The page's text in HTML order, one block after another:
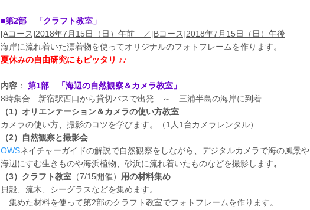
■第2部 「クラフト教室 」
[Aコース]2018年7月15日（日）午前 ／[Bコース]2018年7月15日（日）午後
海岸に流れ着いた漂着物を使ってオリジナルのフォトフレームを作ります。
夏休みの自由研究にもピッタリ ♪♪
内容 ： 第1部 「海辺の自然観察＆カメラ教室」
8時集合 新宿駅西口から貸切バスで出発 ～ 三浦半島の海岸に到着
（1）オリエンテーション＆カメラの使い方教室
カメラの使い方、撮影のコツを学びます。（1人1台カメラレンタル）
（2）自然観察と撮影会
OWSネイチャーガイドの解説で自然観察をしながら、デジタルカメラで海の風景や
海辺にすむ生きものや海浜植物、砂浜に流れ着いたものなどを撮影します。
（3）クラフト教室 （7/15開催） 用の材料集め
貝殻、流木、シーグラスなどを集めます。
集めた材料を使って第2部のクラフト教室でフォトフレームを作ります。